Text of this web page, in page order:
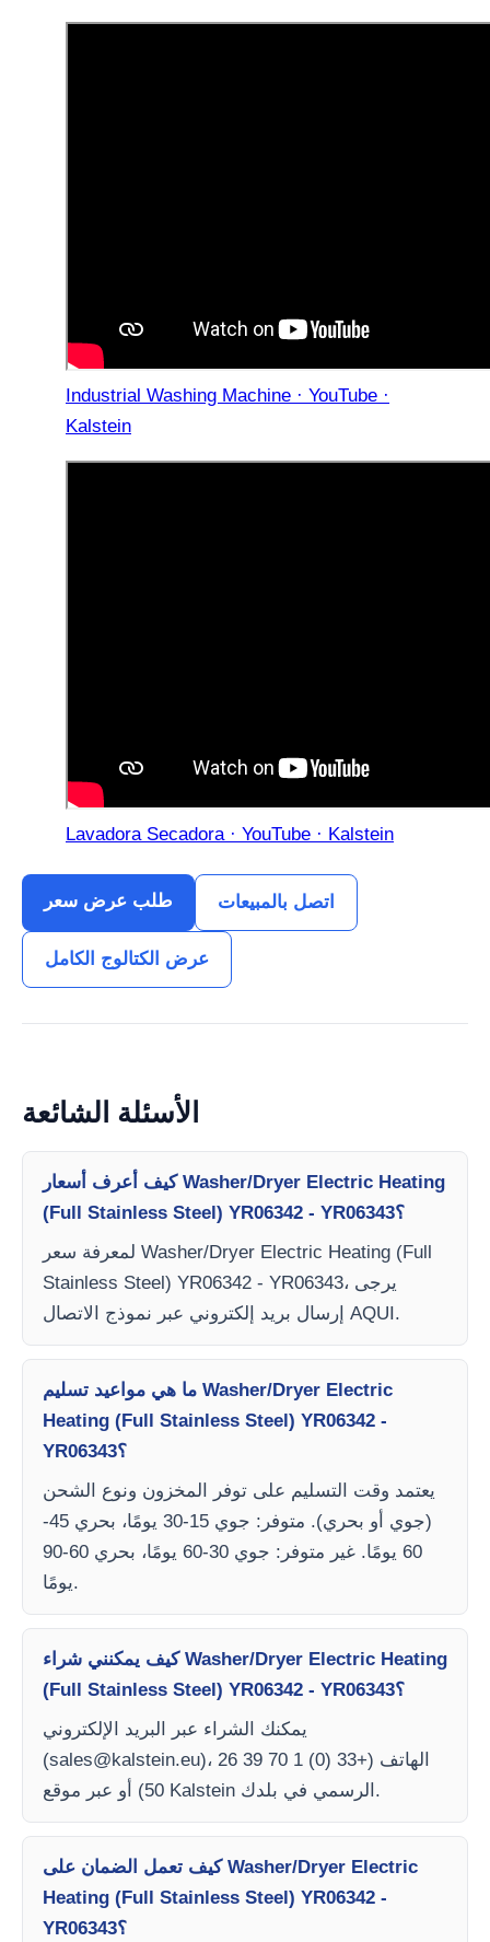
Industrial Washing Machine · YouTube ·
Kalstein
Lavadora Secadora · YouTube · Kalstein
طلب عرض سعر اتصل بالمبيعات
عرض الكتالوج الكامل
الأسئلة الشائعة
كيف أعرف أسعار Washer/Dryer Electric Heating
(Full Stainless Steel) YR06342 - YR06343؟
لمعرفة سعر Washer/Dryer Electric Heating (Full
Stainless Steel) YR06342 - YR06343، يرجى
إرسال بريد إلكتروني عبر نموذج الاتصال AQUI.
ما هي مواعيد تسليم Washer/Dryer Electric
Heating (Full Stainless Steel) YR06342 -
YR06343؟
يعتمد وقت التسليم على توفر المخزون ونوع الشحن
(جوي أو بحري). متوفر: جوي 15-30 يومًا، بحري 45-
60 يومًا. غير متوفر: جوي 30-60 يومًا، بحري 60-90
يومًا.
كيف يمكنني شراء Washer/Dryer Electric Heating
(Full Stainless Steel) YR06342 - YR06343؟
يمكنك الشراء عبر البريد الإلكتروني
(sales@kalstein.eu)، الهاتف (+33 (0) 1 70 39 26
50) أو عبر موقع Kalstein الرسمي في بلدك.
كيف تعمل الضمان على Washer/Dryer Electric
Heating (Full Stainless Steel) YR06342 -
YR06343؟